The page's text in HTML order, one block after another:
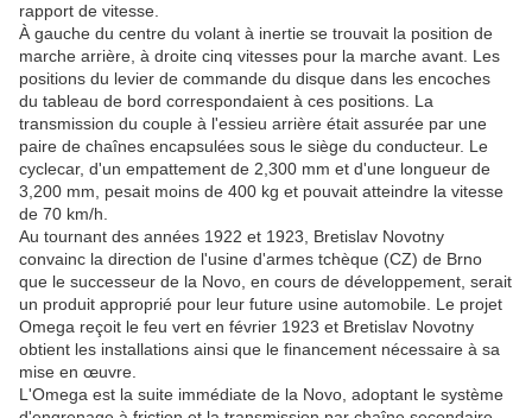
rapport de vitesse.
À gauche du centre du volant à inertie se trouvait la position de
marche arrière, à droite cinq vitesses pour la marche avant. Les
positions du levier de commande du disque dans les encoches
du tableau de bord correspondaient à ces positions. La
transmission du couple à l'essieu arrière était assurée par une
paire de chaînes encapsulées sous le siège du conducteur. Le
cyclecar, d'un empattement de 2,300 mm et d'une longueur de
3,200 mm, pesait moins de 400 kg et pouvait atteindre la vitesse
de 70 km/h.
Au tournant des années 1922 et 1923, Bretislav Novotny
convainc la direction de l'usine d'armes tchèque (CZ) de Brno
que le successeur de la Novo, en cours de développement, serait
un produit approprié pour leur future usine automobile. Le projet
Omega reçoit le feu vert en février 1923 et Bretislav Novotny
obtient les installations ainsi que le financement nécessaire à sa
mise en œuvre.
L'Omega est la suite immédiate de la Novo, adoptant le système